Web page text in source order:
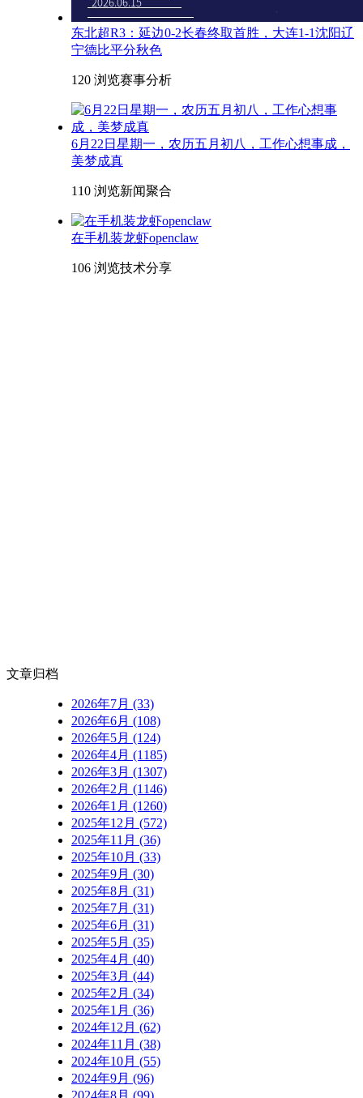
东北超R3：延边0-2长春终取首胜，大连1-1沈阳辽
宁德比平分秋色
120 浏览赛事分析
6月22日星期一，农历五月初八，工作心想事成，
美梦成真
110 浏览新闻聚合
在手机装龙虾openclaw
106 浏览技术分享
文章归档
2026年7月 (33)
2026年6月 (108)
2026年5月 (124)
2026年4月 (1185)
2026年3月 (1307)
2026年2月 (1146)
2026年1月 (1260)
2025年12月 (572)
2025年11月 (36)
2025年10月 (33)
2025年9月 (30)
2025年8月 (31)
2025年7月 (31)
2025年6月 (31)
2025年5月 (35)
2025年4月 (40)
2025年3月 (44)
2025年2月 (34)
2025年1月 (36)
2024年12月 (62)
2024年11月 (38)
2024年10月 (55)
2024年9月 (96)
2024年8月 (99)